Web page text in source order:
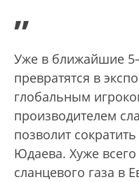
”
Уже в ближайшие
превратятся в
глобальным
производителем
позволит
Юдаева. Хуже
сланцевого газа в